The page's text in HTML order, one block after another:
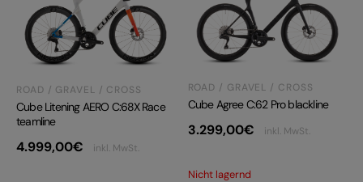
ROAD / GRAVEL / CROSS
Cube Litening AERO C:68X Race
teamline
4.999,00€ inkl. MwSt.
ROAD / GRAVEL / CROSS
Cube Agree C:62 Pro blackline
3.299,00€ inkl. MwSt.
Nicht lagernd